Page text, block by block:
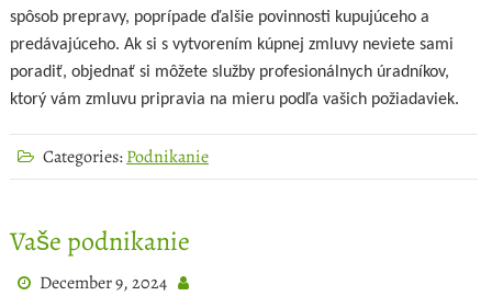
spôsob prepravy, poprípade ďalšie povinnosti kupujúceho a
predávajúceho. Ak si s vytvorením kúpnej zmluvy neviete sami
poradiť, objednať si môžete služby profesionálnych úradníkov,
ktorý vám zmluvu pripravia na mieru podľa vašich požiadaviek.
Categories:Podnikanie
Vaše podnikanie
December 9, 2024